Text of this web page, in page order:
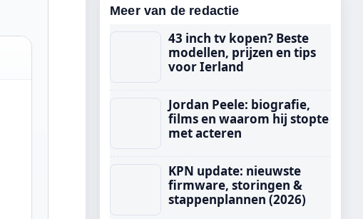
Meer van de redactie
43 inch tv kopen? Beste
modellen, prijzen en tips
voor Ierland
Jordan Peele: biografie,
films en waarom hij stopte
met acteren
KPN update: nieuwste
firmware, storingen &
stappenplannen (2026)